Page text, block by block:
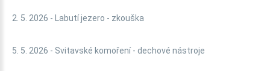
2. 5. 2026 - Labutí jezero - zkouška
5. 5. 2026 - Svitavské komoření - dechové nástroje